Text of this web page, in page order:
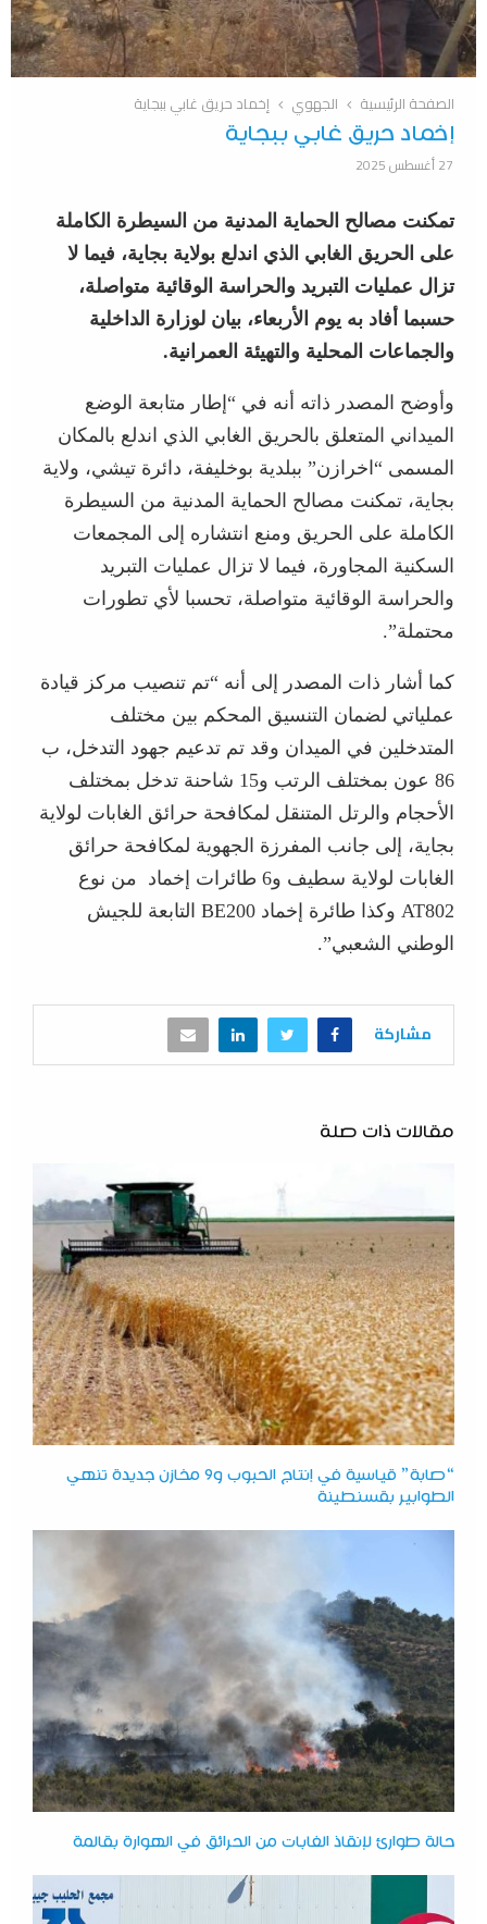
الصفحة الرئيسية الجهوي إخماد حريق غابي ببجاية
إخماد حريق غابي ببجاية
27 أغسطس 2025
تمكنت مصالح الحماية المدنية من السيطرة الكاملة
على الحريق الغابي الذي اندلع بولاية بجاية، فيما لا
تزال عمليات التبريد والحراسة الوقائية متواصلة،
حسبما أفاد به يوم الأربعاء، بيان لوزارة الداخلية
والجماعات المحلية والتهيئة العمرانية.
وأوضح المصدر ذاته أنه في “إطار متابعة الوضع
الميداني المتعلق بالحريق الغابي الذي اندلع بالمكان
المسمى “اخرازن” ببلدية بوخليفة، دائرة تيشي، ولاية
بجاية، تمكنت مصالح الحماية المدنية من السيطرة
الكاملة على الحريق ومنع انتشاره إلى المجمعات
السكنية المجاورة، فيما لا تزال عمليات التبريد
والحراسة الوقائية متواصلة، تحسبا لأي تطورات
محتملة”.
كما أشار ذات المصدر إلى أنه “تم تنصيب مركز قيادة
عملياتي لضمان التنسيق المحكم بين مختلف
المتدخلين في الميدان وقد تم تدعيم جهود التدخل، ب
86 عون بمختلف الرتب و15 شاحنة تدخل بمختلف
الأحجام والرتل المتنقل لمكافحة حرائق الغابات لولاية
بجاية، إلى جانب المفرزة الجهوية لمكافحة حرائق
الغابات لولاية سطيف و6 طائرات إخماد من نوع
AT802 وكذا طائرة إخماد BE200 التابعة للجيش
الوطني الشعبي”.
مشاركة
مقالات ذات صلة
“صابة” قياسية في إنتاج الحبوب و9 مخازن جديدة تنهي
الطوابير بقسنطينة
حالة طوارئ لإنقاذ الغابات من الحرائق في الهوارة بقالمة